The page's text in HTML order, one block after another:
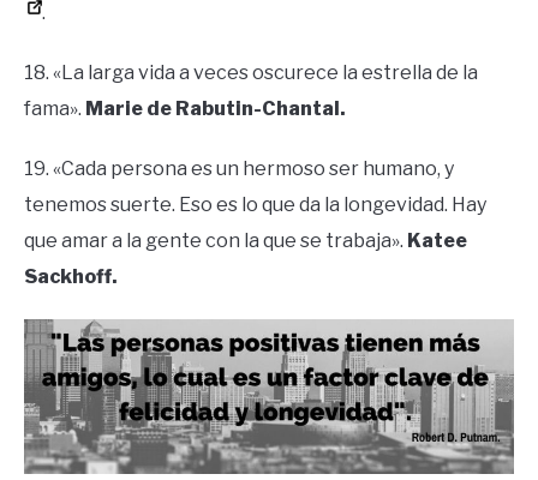
.
18. «La larga vida a veces oscurece la estrella de la
fama». Marie de Rabutin-Chantal.
19. «Cada persona es un hermoso ser humano, y
tenemos suerte. Eso es lo que da la longevidad. Hay
que amar a la gente con la que se trabaja». Katee
Sackhoff.